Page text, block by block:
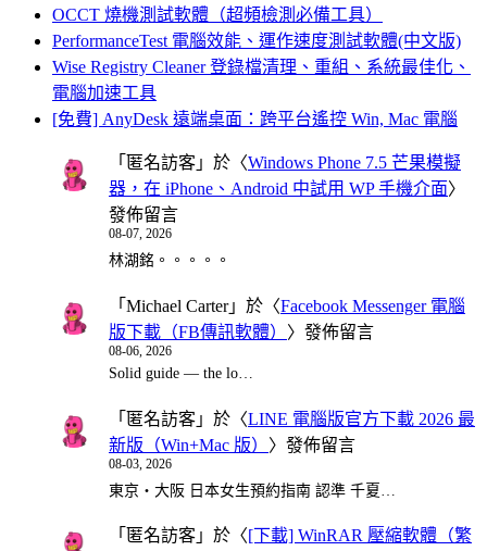
OCCT 燒機測試軟體（超頻檢測必備工具）
PerformanceTest 電腦效能、運作速度測試軟體(中文版)
Wise Registry Cleaner 登錄檔清理、重組、系統最佳化、
電腦加速工具
[免費] AnyDesk 遠端桌面：跨平台遙控 Win, Mac 電腦
「 匿名訪客 」於〈Windows Phone 7.5 芒果模擬
器，在 iPhone、Android 中試用 WP 手機介面〉
發佈留言
08-07, 2026
林湖銘。。。。。
「 Michael Carter」於〈Facebook Messenger 電腦
版下載（FB傳訊軟體） 〉發佈留言
08-06, 2026
Solid guide — the lo…
「 匿名訪客 」於〈LINE 電腦版官方下載 2026 最
新版（Win+Mac 版） 〉發佈留言
08-03, 2026
東京・大阪 日本女生預約指南 認準 千夏…
「 匿名訪客 」於〈[下載] WinRAR 壓縮軟體（繁